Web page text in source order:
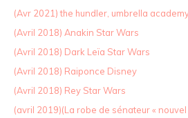
(Avr 2021) the hundler, umbrella
(Avril 2018) Anakin Star Wars
(Avril 2018) Dark Leïa Star Wars
(Avril 2018) Raiponce Disney
(Avril 2018) Rey Star Wars
(avril 2019)(La robe de sénateur «